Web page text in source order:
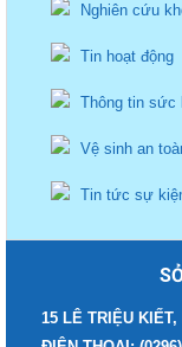
Nghiên cứu
Tin hoạt động
Thông tin sức
Vệ sinh an
Tin tức sự
15 LÊ TRIỆU KIẾT,